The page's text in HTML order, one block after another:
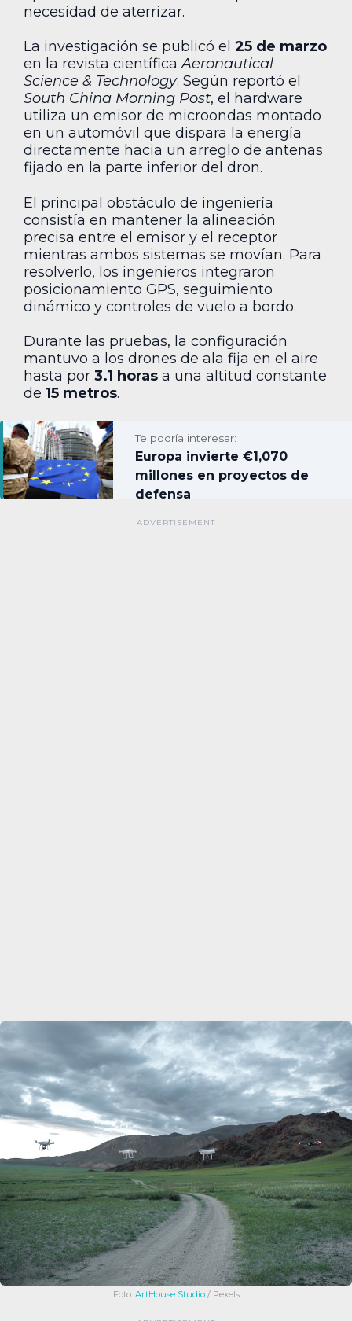
necesidad de aterrizar.
La investigación se publicó el 25 de marzo
en la revista científicaAeronautical
Science & Technology. Según reportó el
South China Morning Post, el hardware
utiliza un emisor de microondas montado
en un automóvil que dispara la energía
directamente hacia un arreglo de antenas
fijado en la parte inferior del dron.
El principal obstáculo de ingeniería
consistía en mantener la alineación
precisa entre el emisor y el receptor
mientras ambos sistemas se movían. Para
resolverlo, los ingenieros integraron
posicionamiento GPS, seguimiento
dinámico y controles de vuelo a bordo.
Durante las pruebas, la configuración
mantuvo a los drones de ala fija en el aire
hasta por 3.1 horas a una altitud constante
de 15 metros.
Te podría interesar:
Europa invierte €1,070
millones en proyectos de
defensa
Foto: ArtHouse Studio/ Pexels